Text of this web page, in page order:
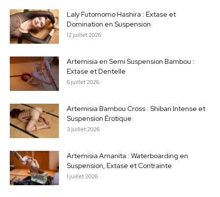
Laly Futomomo Hashira : Extase et
Domination en Suspension
12 juillet 2026
Artemisia en Semi Suspension Bambou :
Extase et Dentelle
6 juillet 2026
Artemisia Bambou Cross : Shibari Intense et
Suspension Érotique
3 juillet 2026
Artemisia Amanita : Waterboarding en
Suspension, Extase et Contrainte
1 juillet 2026